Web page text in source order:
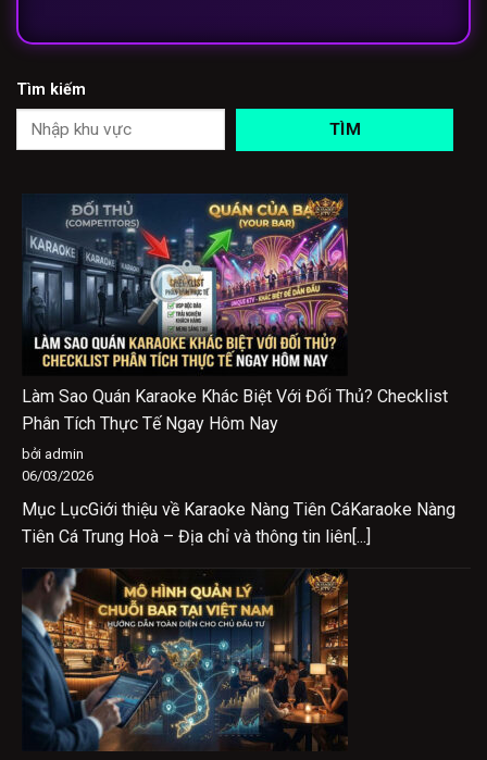
Tìm kiếm
TÌM
Làm Sao Quán Karaoke Khác Biệt Với Đối Thủ? Checklist
Phân Tích Thực Tế Ngay Hôm Nay
bởi admin
06/03/2026
Mục LụcGiới thiệu về Karaoke Nàng Tiên CáKaraoke Nàng
Tiên Cá Trung Hoà – Địa chỉ và thông tin liên[...]